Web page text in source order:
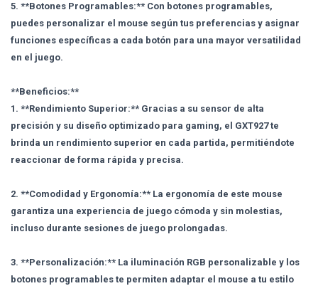
5. **Botones Programables:** Con botones programables,
puedes personalizar el mouse según tus preferencias y asignar
funciones específicas a cada botón para una mayor versatilidad
en el juego.
**Beneficios:**
1. **Rendimiento Superior:** Gracias a su sensor de alta
precisión y su diseño optimizado para gaming, el GXT927 te
brinda un rendimiento superior en cada partida, permitiéndote
reaccionar de forma rápida y precisa.
2. **Comodidad y Ergonomía:** La ergonomía de este mouse
garantiza una experiencia de juego cómoda y sin molestias,
incluso durante sesiones de juego prolongadas.
3. **Personalización:** La iluminación RGB personalizable y los
botones programables te permiten adaptar el mouse a tu estilo